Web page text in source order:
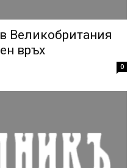
Великобритания
връх
0